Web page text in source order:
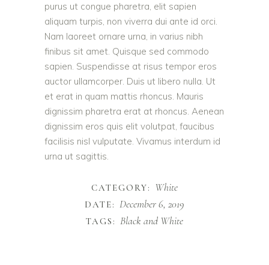
purus ut congue pharetra, elit sapien
aliquam turpis, non viverra dui ante id orci.
Nam laoreet ornare urna, in varius nibh
finibus sit amet. Quisque sed commodo
sapien. Suspendisse at risus tempor eros
auctor ullamcorper. Duis ut libero nulla. Ut
et erat in quam mattis rhoncus. Mauris
dignissim pharetra erat at rhoncus. Aenean
dignissim eros quis elit volutpat, faucibus
facilisis nisl vulputate. Vivamus interdum id
urna ut sagittis.
CATEGORY: White
DATE: December 6, 2019
TAGS: Black and White